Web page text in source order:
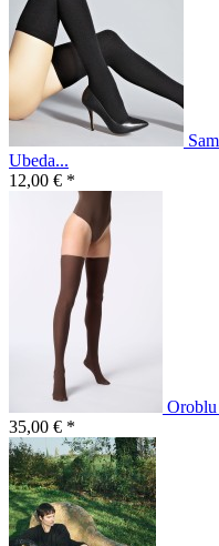
Ubeda...
12,00 € *
Oroblu
35,00 € *